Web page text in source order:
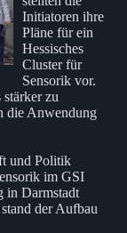
Initiatoren ihre
Pläne für ein
Hessisches
Cluster für
Sensorik vor.
zu
die Anwendung
und Politik
im GSI
in Darmstadt
der Aufbau